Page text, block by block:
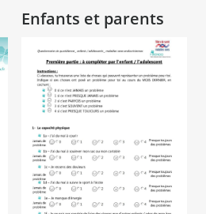
Enfants et parents